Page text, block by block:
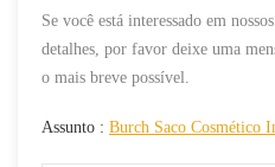
Se você está interessado em
detalhes, por favor deixe uma
o mais breve possível.
Assunto : Burch Saco Cosmético